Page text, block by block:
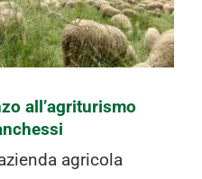
all’agriturismo
agricola